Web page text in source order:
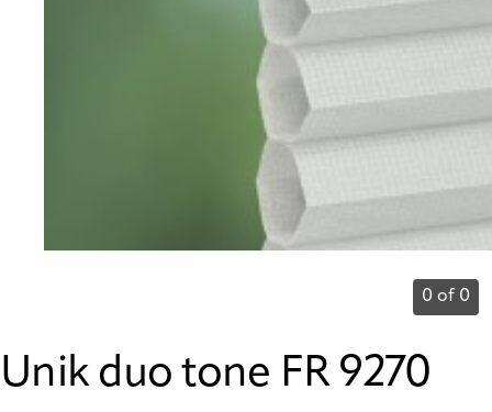
0 of 0
Unik duo tone FR 9270